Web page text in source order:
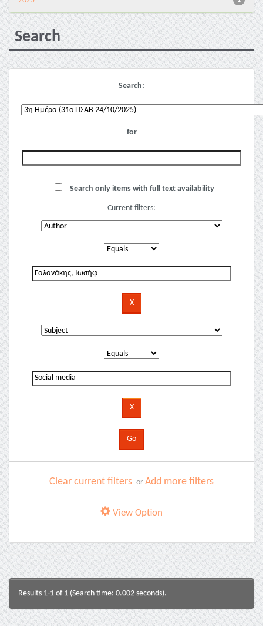
Search
Search:
for
Search only items with full text availability
Current filters:
Clear current filters or Add more filters
View Option
Results 1-1 of 1 (Search time: 0.002 seconds).